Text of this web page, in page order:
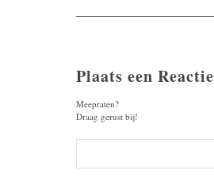
Plaats een Reactie
Meepraten?
Draag gerust bij!